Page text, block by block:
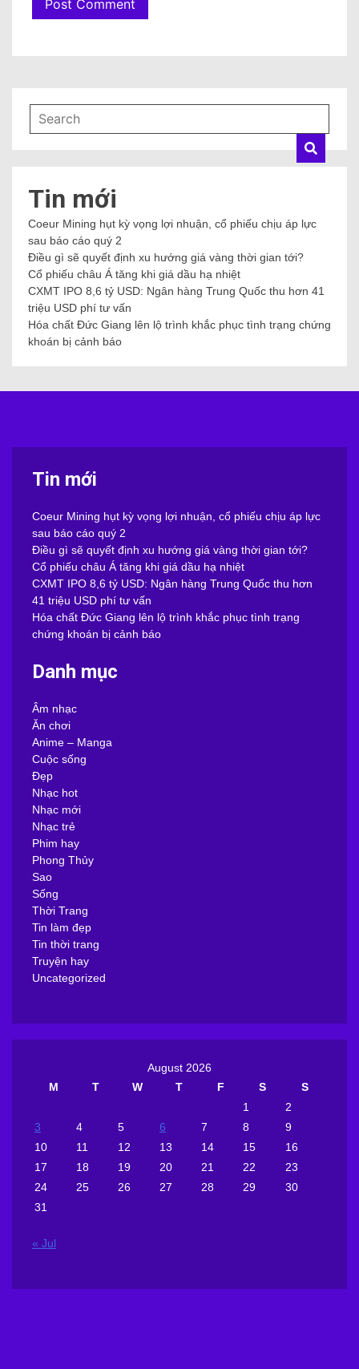
Tin mới
Coeur Mining hụt kỳ vọng lợi nhuận, cổ phiếu chịu áp lực
sau báo cáo quý 2
Điều gì sẽ quyết định xu hướng giá vàng thời gian tới?
Cổ phiếu châu Á tăng khi giá dầu hạ nhiệt
CXMT IPO 8,6 tỷ USD: Ngân hàng Trung Quốc thu hơn 41
triệu USD phí tư vấn
Hóa chất Đức Giang lên lộ trình khắc phục tình trạng chứng
khoán bị cảnh báo
Tin mới
Coeur Mining hụt kỳ vọng lợi nhuận, cổ phiếu chịu áp lực
sau báo cáo quý 2
Điều gì sẽ quyết định xu hướng giá vàng thời gian tới?
Cổ phiếu châu Á tăng khi giá dầu hạ nhiệt
CXMT IPO 8,6 tỷ USD: Ngân hàng Trung Quốc thu hơn
41 triệu USD phí tư vấn
Hóa chất Đức Giang lên lộ trình khắc phục tình trạng
chứng khoán bị cảnh báo
Danh mục
Âm nhạc
Ăn chơi
Anime – Manga
Cuộc sống
Đẹp
Nhạc hot
Nhạc mới
Nhạc trẻ
Phim hay
Phong Thủy
Sao
Sống
Thời Trang
Tin làm đẹp
Tin thời trang
Truyện hay
Uncategorized
August 2026
M
T W T F S
S
1
2
3
4 5 6 7 8
9
10
11 12 13 14 15
16
17
18 19 20 21 22
23
24
25 26 27 28 29
30
31
« Jul